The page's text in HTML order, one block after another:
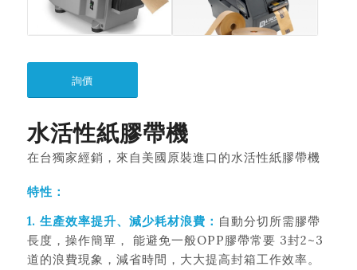
詢價
水活性紙膠帶機
在台獨家經銷，來自美國原裝進口的水活性紙膠帶機
特性：
1. 生產效率提升、減少耗材浪費： 自動分切所需膠帶
長度，操作簡單， 能避免一般OPP膠帶常要 3封2~3
道的浪費現象，減省時間，大大提高封箱工作效率。